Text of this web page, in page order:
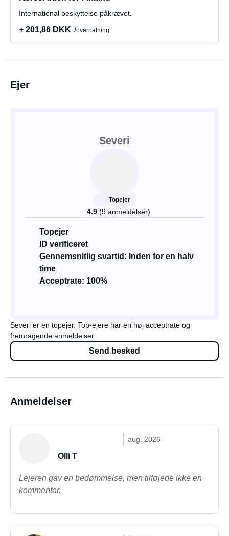
International beskyttelse påkrævet.
+ 201,86 DKK overnatning
Ejer
Severi
Topejer
4.9 (9 anmeldelser)
Topejer
ID verificeret
Gennemsnitlig svartid: Inden for en halv
time
Acceptrate: 100%
Severi er en topejer. Top-ejere har en høj acceptrate og
fremragende anmeldelser.
Send besked
Anmeldelser
aug. 2026
Olli T
Lejeren gav en bedømmelse, men tilføjede ikke en
kommentar.